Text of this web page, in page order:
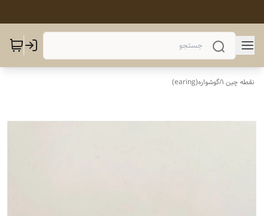
نقطه چین 1 /گوشواره(earing)